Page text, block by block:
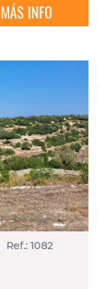
MÁS INFO
Ref.: 1082